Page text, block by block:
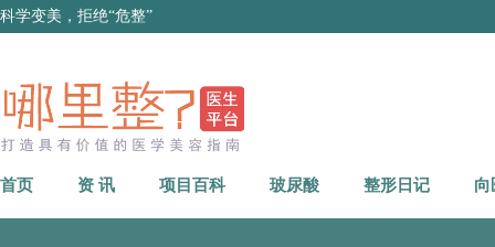
科学变美，拒绝“危整”
首页 资 讯 项目百科 玻尿酸 整形日记 向